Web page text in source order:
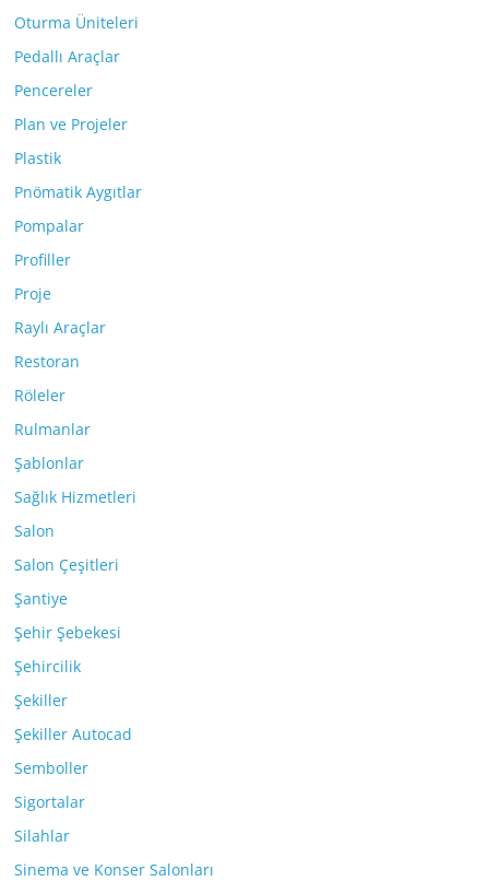
Oturma Üniteleri
Pedallı Araçlar
Pencereler
Plan ve Projeler
Plastik
Pnömatik Aygıtlar
Pompalar
Profiller
Proje
Raylı Araçlar
Restoran
Röleler
Rulmanlar
Şablonlar
Sağlık Hizmetleri
Salon
Salon Çeşitleri
Şantiye
Şehir Şebekesi
Şehircilik
Şekiller
Şekiller Autocad
Semboller
Sigortalar
Silahlar
Sinema ve Konser Salonları